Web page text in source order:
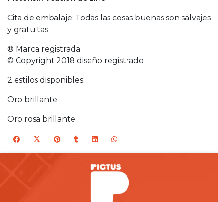
Cita de embalaje: Todas las cosas buenas son salvajes
y gratuitas
® Marca registrada
© Copyright 2018 diseño registrado
2 estilos disponibles:
Oro brillante
Oro rosa brillante